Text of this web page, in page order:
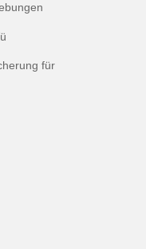
für